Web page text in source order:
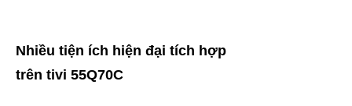
Nhiều tiện ích hiện đại tích hợp
trên tivi 55Q70C